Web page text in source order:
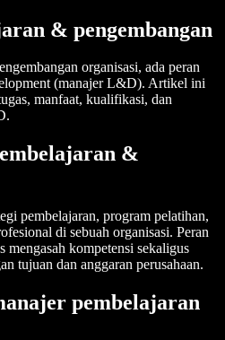
& pengembangan
organisasi, ada peran
(manajer L&D). Artikel ini
manfaat, kualifikasi, dan
&
pembelajaran, program pelatihan,
di sebuah organisasi. Peran
mengasah kompetensi sekaligus
tujuan dan anggaran perusahaan.
pembelajaran